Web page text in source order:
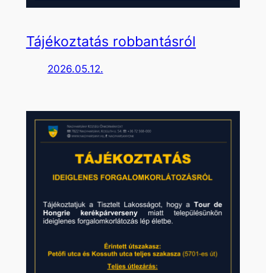
Tájékoztatás robbantásról
2026.05.12.